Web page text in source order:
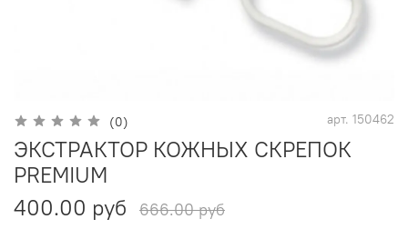
(0) арт. 150462
ЭКСТРАКТОР КОЖНЫХ СКРЕПОК
PREMIUM
400.00 руб
666.00 руб